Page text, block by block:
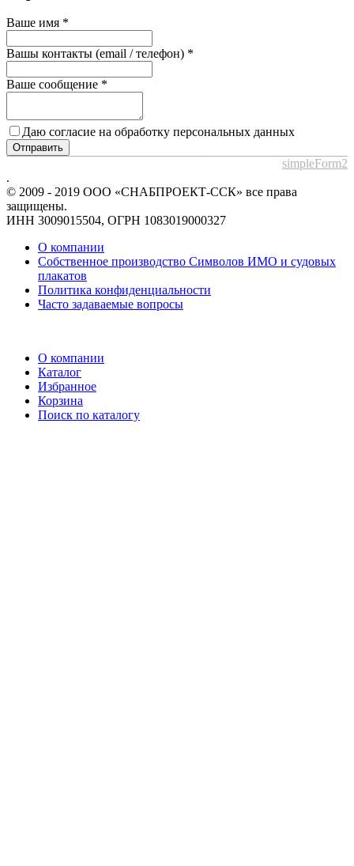
Ваше имя *
Вашы контакты (email / телефон) *
Ваше сообщение *
Даю согласие на обработку персональных данных
Отправить
simpleForm2
.
© 2009 - 2019 ООО «СНАБПРОЕКТ-ССК» все права
защищены.
ИНН 3009015504, ОГРН 1083019000327
О компании
Собственное производство Символов ИМО и судовых
плакатов
Политика конфиденциальности
Часто задаваемые вопросы
О компании
Каталог
Избранное
Корзина
Поиск по каталогу